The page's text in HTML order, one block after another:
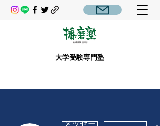
大学受験専門塾
メッセー